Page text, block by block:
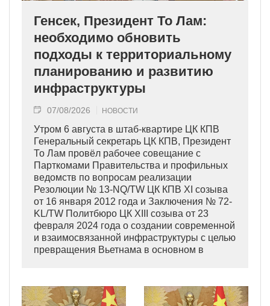
Генсек, Президент То Лам:
необходимо обновить
подходы к территориальному
планированию и развитию
инфраструктуры
07/08/2026 НОВОСТИ
Утром 6 августа в штаб-квартире ЦК КПВ
Генеральный секретарь ЦК КПВ, Президент
То Лам провёл рабочее совещание с
Парткомами Правительства и профильных
ведомств по вопросам реализации
Резолюции № 13-NQ/TW ЦК КПВ XI созыва
от 16 января 2012 года и Заключения № 72-
KL/TW Политбюро ЦК XIII созыва от 23
февраля 2024 года о создании современной
и взаимосвязанной инфраструктуры с целью
превращения Вьетнама в основном в